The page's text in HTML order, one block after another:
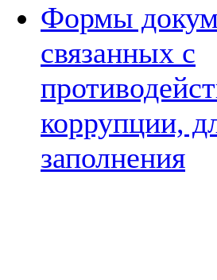
Формы
связанных с
коррупции,
заполнения